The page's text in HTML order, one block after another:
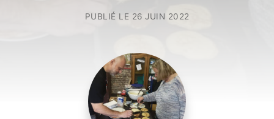
PUBLIÉ LE 26 JUIN 2022